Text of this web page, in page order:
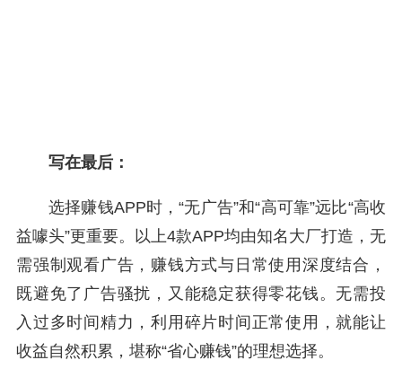
写在最后：
选择赚钱APP时，“无广告”和“高可靠”远比“高收
益噱头”更重要。以上4款APP均由知名大厂打造，无
需强制观看广告，赚钱方式与日常使用深度结合，
既避免了广告骚扰，又能稳定获得零花钱。无需投
入过多时间精力，利用碎片时间正常使用，就能让
收益自然积累，堪称“省心赚钱”的理想选择。